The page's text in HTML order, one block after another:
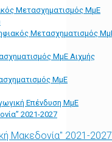
Μετασχηματισμός ΜμΕ
Μετασχηματισμός
ΜμΕ Αιχμής
ΜμΕ
Επένδυση ΜμΕ
2021-2027
Μακεδονία" 2021-2027